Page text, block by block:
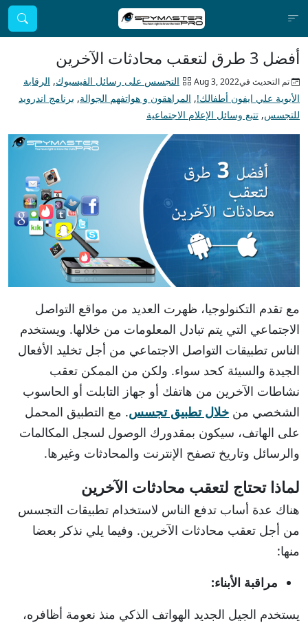
أفضل 3 طرق لتعقب محادثات الآخرين
تم التحديث فيAug 3, 2022 التجسس على رسائل الفيسبوك, الرقابة
الأبوية علي ايفون أطفالك!, المراهقون و هواتفهم الجوالة, برنامج اندرويد
للتجسس, تتبع وسائل الإعلام الاجتماعية
مع تقدم التكنولوجيا، ظهرت العديد من مواقع التواصل
الاجتماعي التي يتم تبادل المعلومات من خلالها. ويستخدم
الناس تطبيقات التواصل الاجتماعي من أجل تخليد الأفعال
الجيدة والسيئة كحد سواء. ولكن من الممكن تعقب
نشاطات الآخرين من هاتفك أو جهاز التابلت أو الحاسوب
الشخصي من خلال تطبيق تجسس. مع التطبيق المحمل
على الهاتف، سيكون بمقدورك الوصول لسجل المكالمات
والرسائل وتاريخ تصفح الإنترنت والمحادثات وغيرها.
لماذا تحتاج لتعقب محادثات الآخرين
هناك عدة أساب تدفع الناس لاستخدام تطبيقات التجسس
من أجل تعقب محادثات الآخرين. وفيما يلي نذكر بعضا
منها:
مراقبة الأبناء:
يستخدم الجيل الجديد الهواتف الذكي منذ نعومة أظافره،